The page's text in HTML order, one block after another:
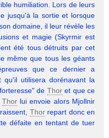
humiliation. Lors de leurs
jusqu'à la sortie et lorsque
domaine, il leur révèle les
et magie (Skyrmir est
été tous détruits par cet
même que tous les géants
que ce dernier a
utilisera dorénavant la
de Thoret que ce
Thorlui envoie alors Mjollnir
Thorrepart donc en
défaite en tentant de tuer